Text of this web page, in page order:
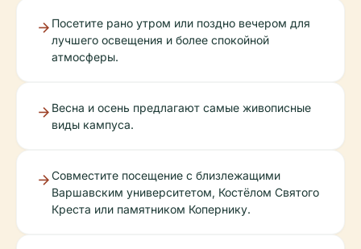
Посетите рано утром или поздно вечером для
лучшего освещения и более спокойной
атмосферы.
Весна и осень предлагают самые живописные
виды кампуса.
Совместите посещение с близлежащими
Варшавским университетом, Костёлом Святого
Креста или памятником Копернику.